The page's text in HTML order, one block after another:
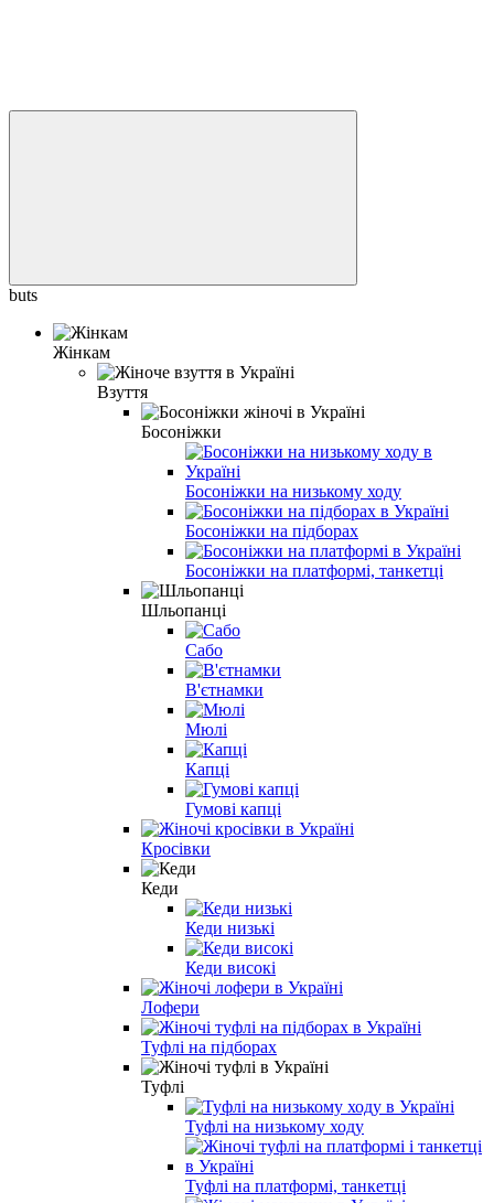
buts
Жінкам
Взуття
Босоніжки
Босоніжки на низькому ходу
Босоніжки на підборах
Босоніжки на платформі, танкетці
Шльопанці
Сабо
В'єтнамки
Мюлі
Капці
Гумові капці
Кросівки
Кеди
Кеди низькі
Кеди високі
Лофери
Туфлі на підборах
Туфлі
Туфлі на низькому ходу
Туфлі на платформі, танкетці